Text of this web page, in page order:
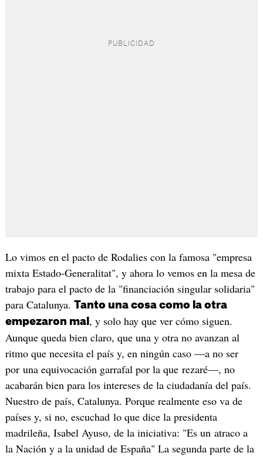
Lo vimos en el pacto de Rodalies con la famosa "empresa
mixta Estado-Generalitat", y ahora lo vemos en la mesa de
trabajo para el pacto de la "financiación singular solidaria"
para Catalunya. Tanto una cosa como la otra
empezaron mal , y solo hay que ver cómo siguen.
Aunque queda bien claro, que una y otra no avanzan al
ritmo que necesita el país y, en ningún caso —a no ser
por una equivocación garrafal por la que rezaré—, no
acabarán bien para los intereses de la ciudadanía del país.
Nuestro de país, Catalunya. Porque realmente eso va de
países y, si no, escuchad lo que dice la presidenta
madrileña, Isabel Ayuso, de la iniciativa: "Es un atraco a
la Nación y a la unidad de España" La segunda parte de la